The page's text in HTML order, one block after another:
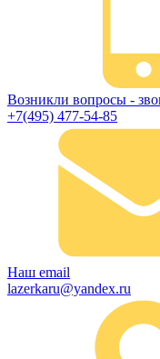
Возникли вопросы -
+7(495) 477-54-85
Наш email
lazerkaru@yandex.ru